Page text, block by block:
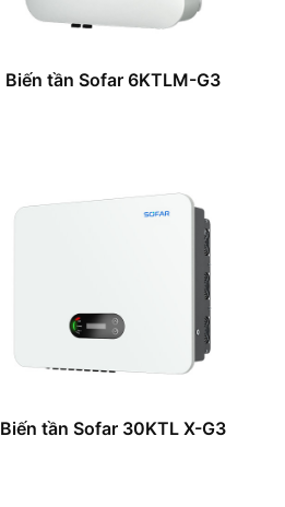
Biến tần Sofar 6KTLM-G3
Biến tần Sofar 30KTL X-G3